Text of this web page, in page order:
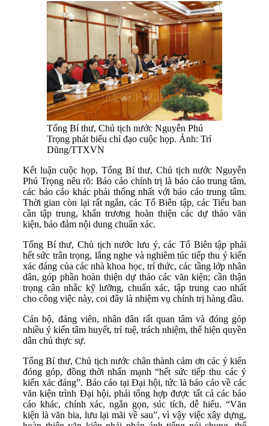
Tổng Bí thư, Chủ tịch nước Nguyễn Phú
Trọng phát biểu chỉ đạo cuộc họp. Ảnh: Trí
Dũng/TTXVN
Kết luận cuộc họp, Tổng Bí thư, Chủ tịch nước Nguyễn
Phú Trọng nêu rõ: Báo cáo chính trị là báo cáo trung tâm,
các báo cáo khác phải thống nhất với báo cáo trung tâm.
Thời gian còn lại rất ngắn, các Tổ Biên tập, các Tiểu ban
cần tập trung, khẩn trương hoàn thiện các dự thảo văn
kiện, bảo đảm nội dung chuẩn xác.
Tổng Bí thư, Chủ tịch nước lưu ý, các Tổ Biên tập phải
hết sức trân trọng, lắng nghe và nghiêm túc tiếp thu ý kiến
xác đáng của các nhà khoa học, trí thức, các tầng lớp nhân
dân, góp phần hoàn thiện dự thảo các văn kiện; cần thận
trọng cân nhắc kỹ lưỡng, chuẩn xác, tập trung cao nhất
cho công việc này, coi đây là nhiệm vụ chính trị hàng đầu.
Cán bộ, đảng viên, nhân dân rất quan tâm và đóng góp
nhiều ý kiến tâm huyết, trí tuệ, trách nhiệm, thể hiện quyền
dân chủ thực sự.
Tổng Bí thư, Chủ tịch nước chân thành cảm ơn các ý kiến
đóng góp, đồng thời nhấn mạnh “hết sức tiếp thu các ý
kiến xác đáng”. Báo cáo tại Đại hội, tức là báo cáo về các
văn kiện trình Đại hội, phải tổng hợp được tất cả các báo
cáo khác, chính xác, ngắn gọn, súc tích, dễ hiểu. “Văn
kiện là văn bia, lưu lại mãi về sau”, vì vậy việc xây dựng,